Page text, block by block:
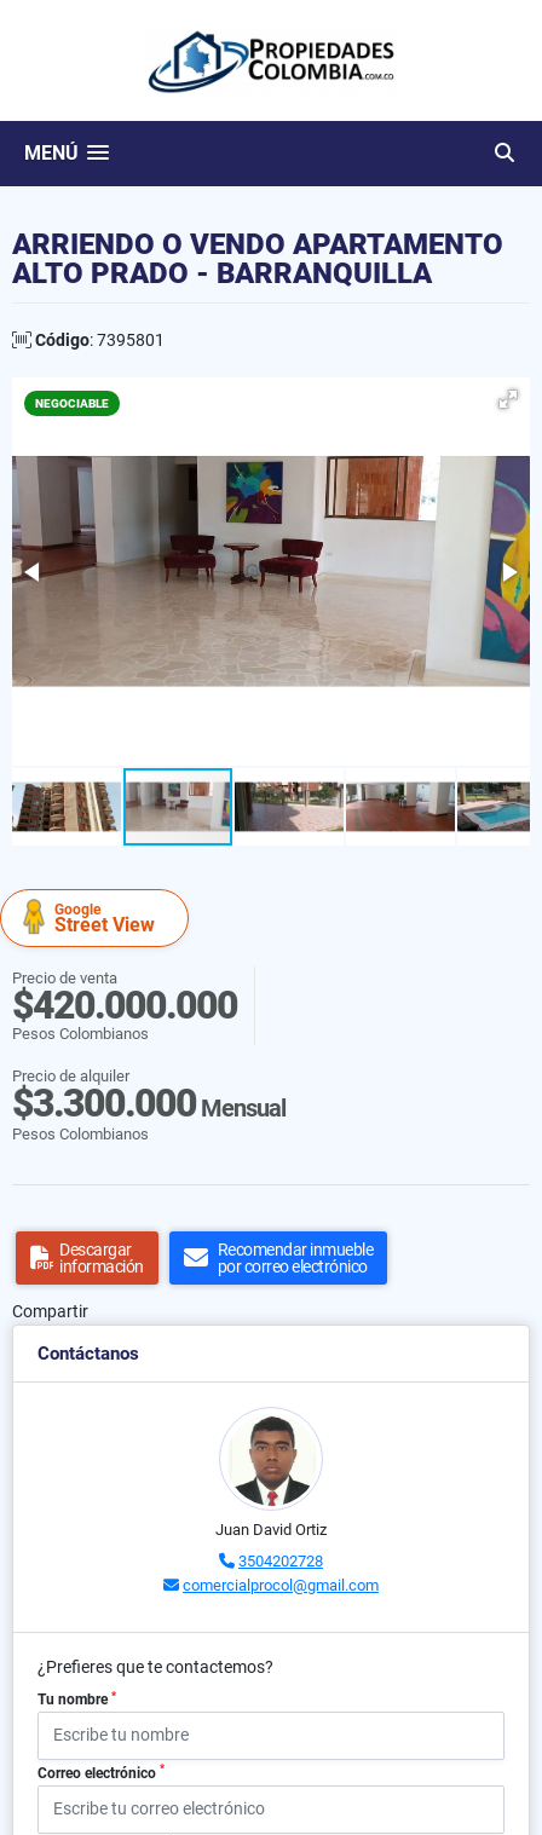
MENÚ
ARRIENDO O VENDO APARTAMENTO
ALTO PRADO - BARRANQUILLA
Código: 7395801
NEGOCIABLE
Google
Street View
Precio de venta
$420.000.000
Pesos Colombianos
Precio de alquiler
$3.300.000Mensual
Pesos Colombianos
Descargar
información
Recomendar inmueble
por correo electrónico
Compartir
Contáctanos
Juan David Ortiz
3504202728
comercialprocol@gmail.com
¿Prefieres que te contactemos?
Tu nombre *
Correo electrónico *